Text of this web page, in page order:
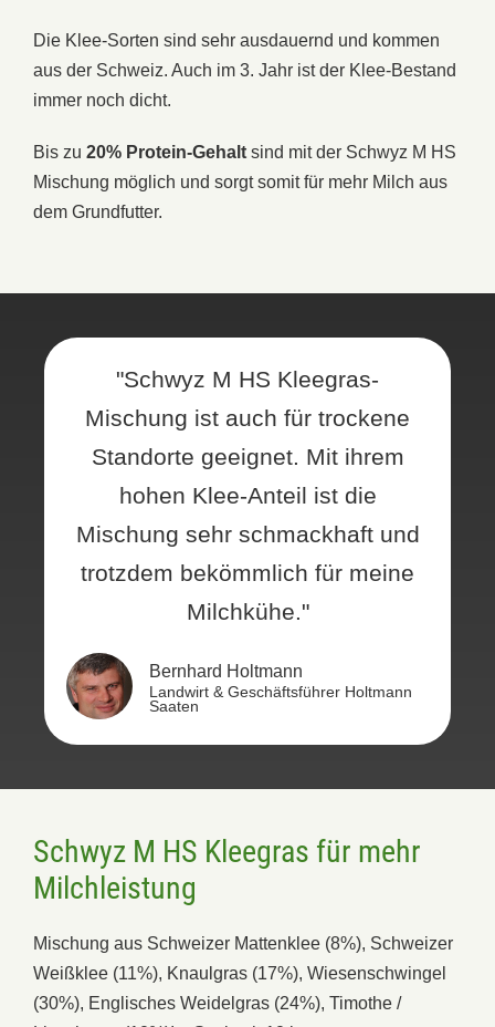
Die Klee-Sorten sind sehr ausdauernd und kommen
aus der Schweiz. Auch im 3. Jahr ist der Klee-Bestand
immer noch dicht.
Bis zu 20% Protein-Gehalt sind mit der Schwyz M HS
Mischung möglich und sorgt somit für mehr Milch aus
dem Grundfutter.
"Schwyz M HS Kleegras-
Mischung ist auch für trockene
Standorte geeignet. Mit ihrem
hohen Klee-Anteil ist die
Mischung sehr schmackhaft und
trotzdem bekömmlich für meine
Milchkühe."
Bernhard Holtmann
Landwirt & Geschäftsführer Holtmann
Saaten
Schwyz M HS Kleegras für mehr
Milchleistung
Mischung aus Schweizer Mattenklee (8%), Schweizer
Weißklee (11%), Knaulgras (17%), Wiesenschwingel
(30%), Englisches Weidelgras (24%), Timothe /